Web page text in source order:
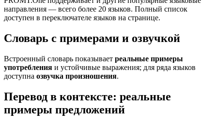
направления — всего более 20 языков. Полный список
доступен в переключателе языков на странице.
Словарь с примерами и озвучкой
Встроенный словарь показывает реальные примеры
употребления и устойчивые выражения; для ряда языков
доступна озвучка произношения.
Перевод в контексте: реальные
примеры предложений